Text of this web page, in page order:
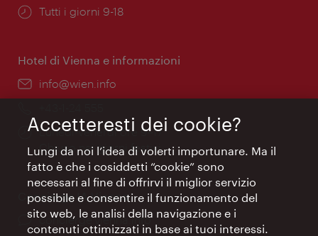
Orari
Tutti i giorni 9-18
Hotel di Vienna e informazioni
Email:
info@wien.info
Orari
di
apertura:
Lunedì-Venerdì ore 9–17
Chiuso nei giorni festivi
Concierge IA Vienna
Ort:
concierge.vienna.info
Accetteresti dei cookie?
Lungi da noi l’idea di volerti importunare. Ma il
fatto è che i cosiddetti “cookie” sono
necessari al fine di offrirvi il miglior servizio
possibile e consentire il funzionamento del
sito web, le analisi della navigazione e i
contenuti ottimizzati in base ai tuoi interessi.